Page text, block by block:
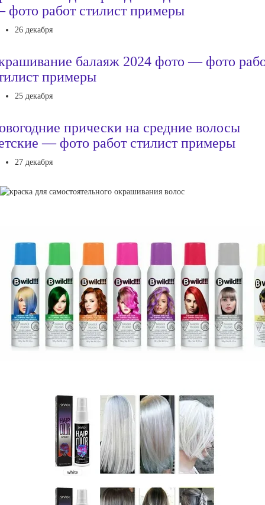
работ стилист примеры
26 декабря
балаяж 2024 фото — фото
примеры
25 декабря
прически на средние волосы
— фото работ стилист примеры
27 декабря